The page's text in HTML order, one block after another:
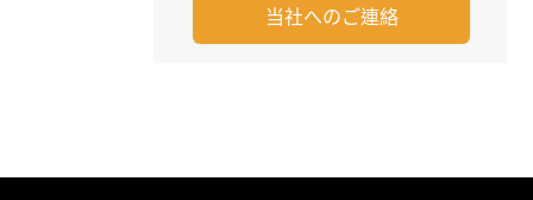
当社へのご連絡